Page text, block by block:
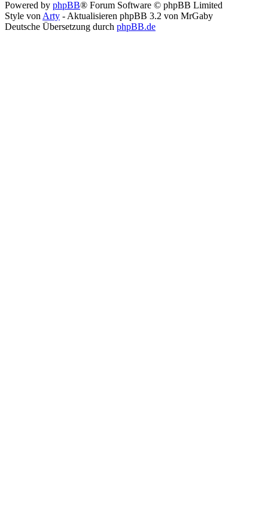
Powered by phpBB® Forum Software © phpBB Limited
Style von Arty - Aktualisieren phpBB 3.2 von MrGaby
Deutsche Übersetzung durch phpBB.de